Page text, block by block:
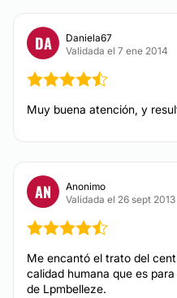
DA
Daniela67
Validada el 7 ene 2014
Muy buena atención, y
AN
Anonimo
Validada el 26 sept 2013
Me encantó el trato del
calidad humana que es
de Lpmbelleze.